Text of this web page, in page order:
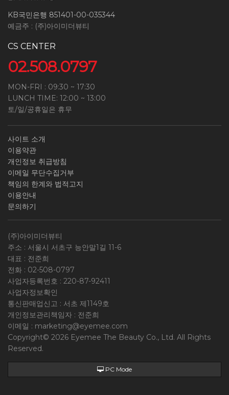
KB국민은행 851401-00-035344
예금주 : (주)아이미더뷰티
CS CENTER
02.508.0797
MON-FRI : 09:30 ~ 17:30
LUNCH TIME: 12:00 ~ 13:00
토/일/공휴일은 휴무
사이트 소개
이용약관
개인정보 취급방침
이메일 무단수집거부
책임의 한계와 법적고지
이용안내
문의하기
(주)아이미더뷰티
주소 : 서울시 서초구 능안말1길 11-6
대표 : 전준희
전화 : 02-508-0797
사업자등록번호 : 220-87-92411
사업자정보확인
통신판매업신고 : 서초 제1149호
개인정보관리책임자 : 전준희
이메일 : marketing@eyemee.com
Copyright© 2026 Eyemee The Beauty Co., Ltd. All Rights
Reserved.
PC Mode